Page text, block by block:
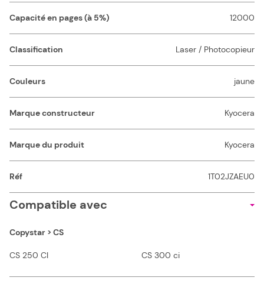
Capacité en pages (à 5%) 12000
Classification Laser / Photocopieur
Couleurs jaune
Marque constructeur Kyocera
Marque du produit Kyocera
Réf 1T02JZAEU0
Compatible avec
Copystar > CS
CS 250 CI CS 300 ci